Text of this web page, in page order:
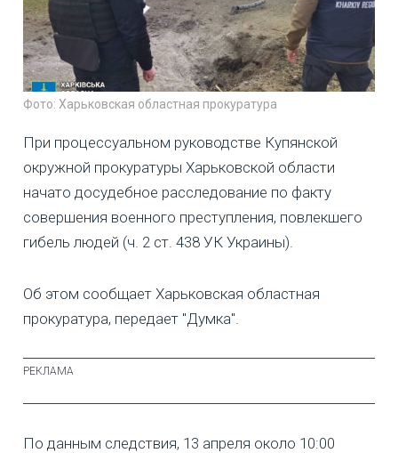
Фото: Харьковская областная прокуратура
При процессуальном руководстве Купянской
окружной прокуратуры Харьковской области
начато досудебное расследование по факту
совершения военного преступления, повлекшего
гибель людей (ч. 2 ст. 438 УК Украины).
Об этом сообщает Харьковская областная
прокуратура, передает "Думка".
По данным следствия, 13 апреля около 10:00